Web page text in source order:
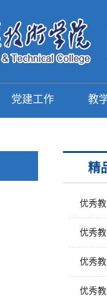
党建工作 教
精
优秀
优秀
优秀
优秀